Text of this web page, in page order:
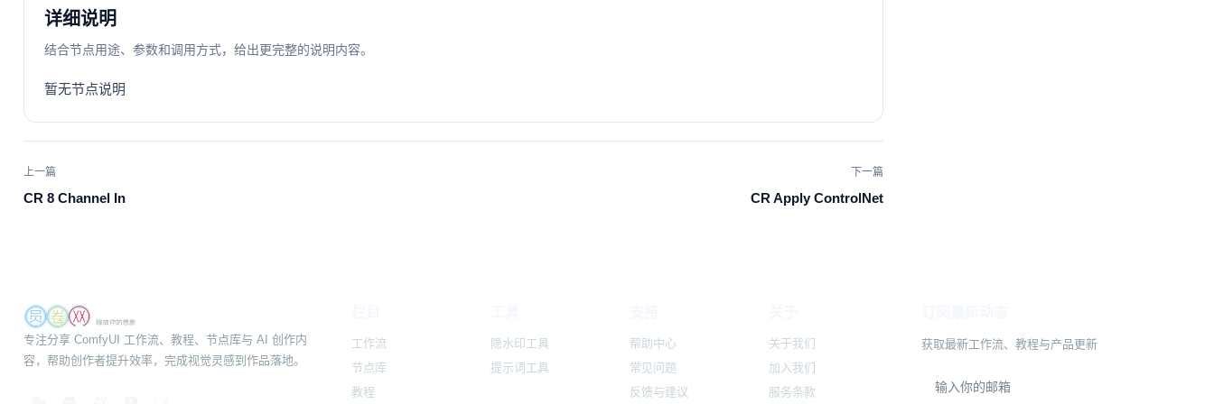
详细说明
结合节点用途、参数和调用方式，给出更完整的说明内容。
暂无节点说明
上一篇
CR 8 Channel In
下一篇
CR Apply ControlNet
专注分享 ComfyUI 工作流、教程、节点库与 AI 创作内
容，帮助创作者提升效率，完成视觉灵感到作品落地。
工作流
节点库
教程
隐水印工具
提示词工具
帮助中心
常见问题
反馈与建议
关于我们
加入我们
服务条款
获取最新工作流、教程与产品更新